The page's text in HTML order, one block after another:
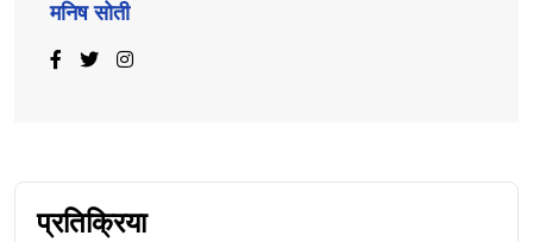
मनिष सोती
प्रतिक्रिया